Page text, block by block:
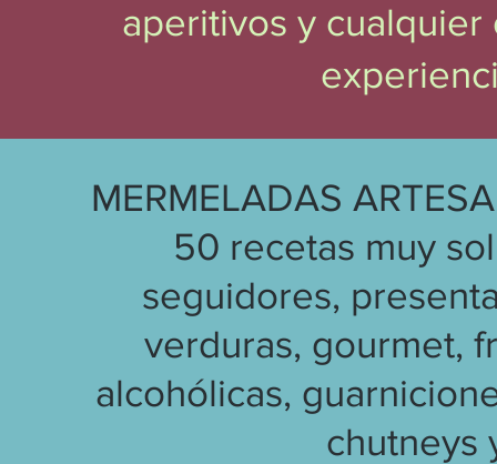
aperitivos y
MERMELADAS
50 recetas muy
seguidores,
verduras, gourmet,
alcohólicas,
chutneys